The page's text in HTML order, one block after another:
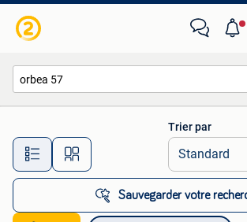
Toutes les distances…
Trier par
Sauvegarder votre